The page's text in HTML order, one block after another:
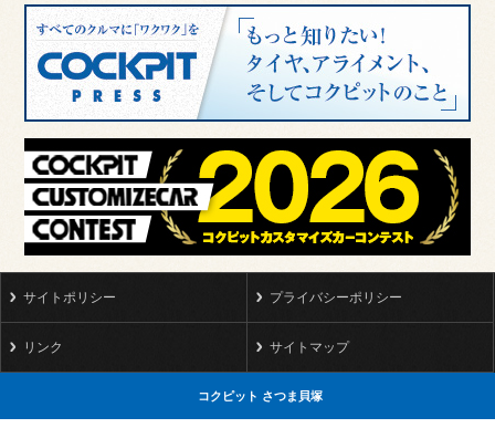
サイトポリシー プライバシーポリシー
リンク サイトマップ
コクピット さつま貝塚